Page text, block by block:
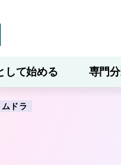
して始める 専門
ムドラ